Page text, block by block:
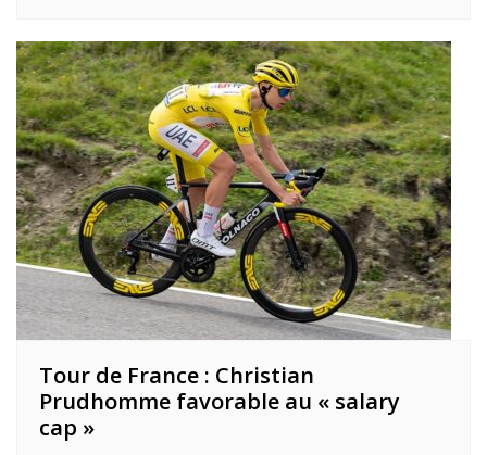
Tour de France : Christian
Prudhomme favorable au « salary
cap »